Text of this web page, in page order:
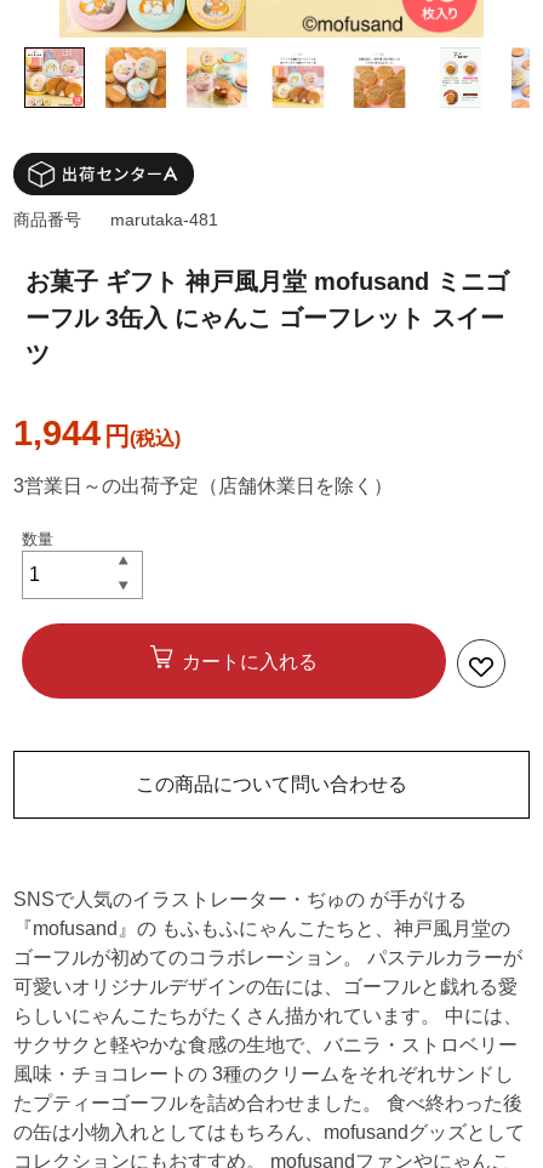
お菓子 ギフト 神戸風月堂 mofusand ミニゴ
ーフル 3缶入 にゃんこ ゴーフレット スイー
ツ
1,944 円
商品番号 marutaka-481
3営業日～の出荷予定（店舗休業日を除く）
カートに入れる
この商品について問い合わせる
SNSで人気のイラストレーター・ぢゅの が手がける
『mofusand』の もふもふにゃんこたちと、神戸風月堂の
ゴーフルが初めてのコラボレーション。 パステルカラーが
可愛いオリジナルデザインの缶には、ゴーフルと戯れる愛
らしいにゃんこたちがたくさん描かれています。 中には、
サクサクと軽やかな食感の生地で、バニラ・ストロベリー
風味・チョコレートの 3種のクリームをそれぞれサンドし
たプティーゴーフルを詰め合わせました。 食べ終わった後
の缶は小物入れとしてはもちろん、mofusandグッズとして
コレクションにもおすすめ。 mofusandファンやにゃんこ